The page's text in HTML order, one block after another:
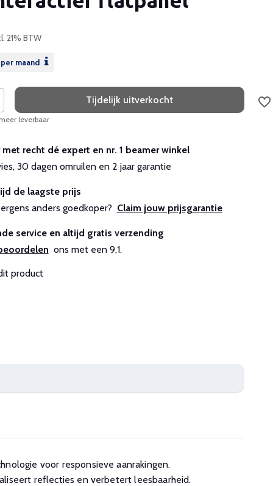
21% BTW
maand
Tijdelijk uitverkocht
leverbaar
met recht dé expert en nr. 1 beamer winkel
30 dagen omruilen en 2 jaar garantie
de laagste prijs
anders goedkoper? Claim jouw prijsgarantie
service en altijd gratis verzending
ons met een 9,1.
product
voor responsieve aanrakingen.
reflecties en verbetert leesbaarheid.